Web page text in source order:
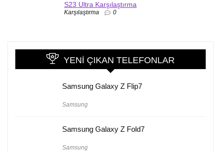
S23 Ultra Karşılaştırma
Karşılaştırma 0
YENI ÇIKAN TELEFONLAR
Samsung Galaxy Z Flip7
Samsung
Samsung Galaxy Z Fold7
Samsung